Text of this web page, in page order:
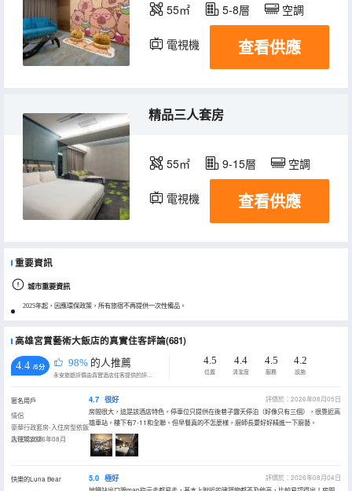
55㎡ 5-8層 空調
電視機 冰箱
查看供應
精品三人套房
55㎡ 9-15層 空調
電視機 冰箱
查看供應
重要資訊
城市重要資訊
2025年起，因應環保政策，所有旅宿不再提供一次性備品。
高雄宮賞藝術大飯店的真實住客評論(681)
4.4 /5分 98% 的人推薦
永安旅遊評價由真實酒店住客提供的評價。
4.5
位置
4.4
清潔度
4.5
服務
4.2
設施
匿名用戶
情侶
豪華行政套房-入住房型依飯
店現場安排
入住於2026年08月
4.7 很好
評價於：2026年08月05日
房間很大，這是該酒店特色。停車位只提供在後巷子露天停泊（好像只有三個），很靠近高
雄車站。樓下有7-11和全聯。但早餐真的不怎麼樣，廚師長要好好精進一下廚藝。
快樂的Luna Bear
5.0 極好
評價於：2026年08月04日